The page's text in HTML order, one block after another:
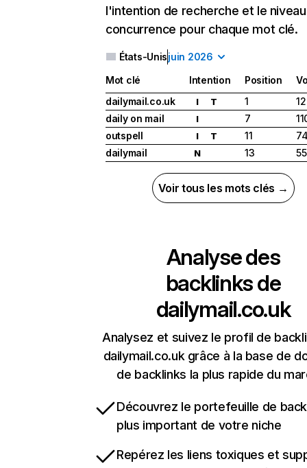
l'intention de recherche et le
concurrence pour chaque mot clé.
États-Unisjuin 2026
Mot clé Intention Position
dailymail.co.uk
I T 1
daily on mail
I 7
outspell
I T 11
dailymail
N 13
Voir tous les mots clés →
Analyse des
backlinks de
dailymail.co.uk
Analysez et suivez le profil de
dailymail.co.uk grâce à la base de
de backlinks la plus rapide du
Découvrez le portefeuille de
plus important de votre niche
Repérez les liens toxiques et